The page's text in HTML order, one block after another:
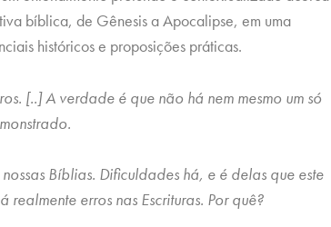
bíblica, de Gênesis a Apocalipse, em uma
históricos e proposições práticas.
[..] A verdade é que não há nem mesmo um só
Bíblias. Dificuldades há, e é delas que este
erros nas Escrituras. Por quê?